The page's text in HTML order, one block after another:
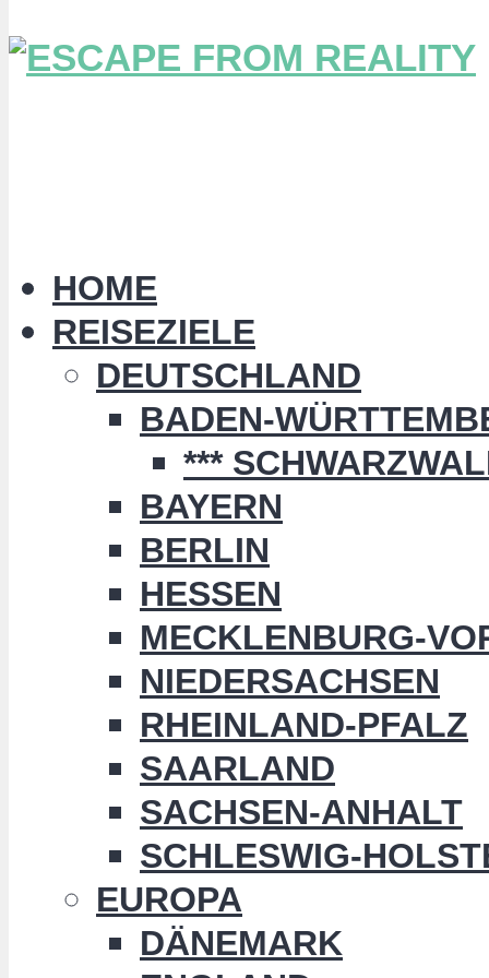
HOME
REISEZIELE
DEUTSCHLAND
BADEN-
***
BAYERN
BERLIN
HESSEN
MECKLENBURG-
NIEDERSACHSEN
RHEINLAND-PFALZ
SAARLAND
SACHSEN-ANHALT
SCHLESWIG-
EUROPA
DÄNEMARK